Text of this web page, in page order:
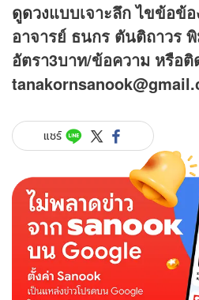
ดูดวงแบบเจาะลึก ไขข้อข้
อาจารย์ ธนกร ตันติถาวร
อัตรา3บาท/ข้อความ หรือติ
แชร์